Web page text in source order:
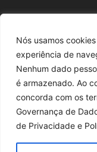
Nós usamos
experiência de
Nenhum dado
é armazenado. Ao
concorda com os
Governança de
de Privacidade e